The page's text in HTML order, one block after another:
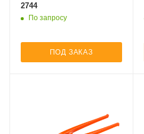
2744
По запросу
ПОД ЗАКАЗ